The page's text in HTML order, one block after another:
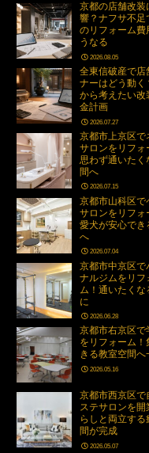
京都の店舗改装
響？ナフサ不足
のリフォーム費
うなる
2026.08.05
全東信破産で店
ナーはどう動く
から考えたい改
金計画
2026.07.27
京都市上京区で
サロンをリフォ
思わず通いたく
間へ
2026.07.15
京都市山科区で
サロンをリフォ
愛犬が安心でき
へ
2026.07.04
京都市中京区で
ナルジムをリフ
ム！通いたくな
に
2026.06.28
京都市右京区で
をリフォーム！
きる教室空間へ
2026.05.16
京都市西京区で
ステサロンを開
らしと両立する
間が完成
2026.05.07